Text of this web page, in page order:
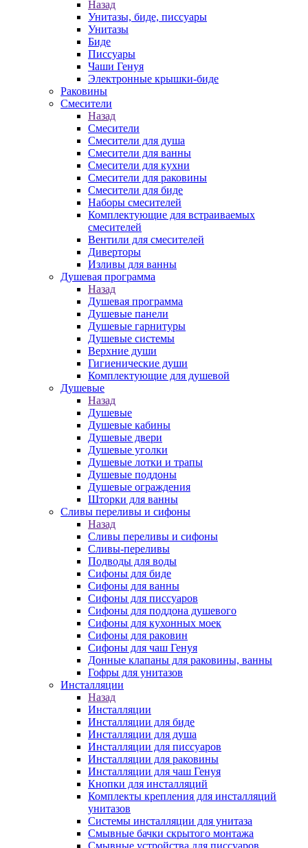
Назад
Унитазы, биде, писсуары
Унитазы
Биде
Писсуары
Чаши Генуя
Электронные крышки-биде
Раковины
Смесители
Назад
Смесители
Смесители для душа
Смесители для ванны
Смесители для кухни
Смесители для раковины
Смесители для биде
Наборы смесителей
Комплектующие для встраиваемых
смесителей
Вентили для смесителей
Диверторы
Изливы для ванны
Душевая программа
Назад
Душевая программа
Душевые панели
Душевые гарнитуры
Душевые системы
Верхние души
Гигиенические души
Комплектующие для душевой
Душевые
Назад
Душевые
Душевые кабины
Душевые двери
Душевые уголки
Душевые лотки и трапы
Душевые поддоны
Душевые ограждения
Шторки для ванны
Сливы переливы и сифоны
Назад
Сливы переливы и сифоны
Сливы-переливы
Подводы для воды
Сифоны для биде
Сифоны для ванны
Сифоны для писсуаров
Сифоны для поддона душевого
Сифоны для кухонных моек
Сифоны для раковин
Сифоны для чаш Генуя
Донные клапаны для раковины, ванны
Гофры для унитазов
Инсталляции
Назад
Инсталляции
Инсталляции для биде
Инсталляции для душа
Инсталляции для писсуаров
Инсталляции для раковины
Инсталляции для чаш Генуя
Кнопки для инсталляций
Комплекты крепления для инсталляций
унитазов
Системы инсталляции для унитаза
Смывные бачки скрытого монтажа
Смывные устройства для писсуаров